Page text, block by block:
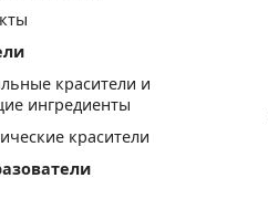
красители и
ингредиенты
красители